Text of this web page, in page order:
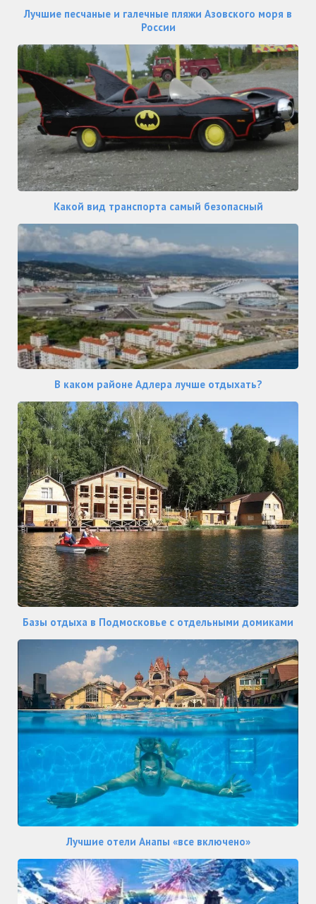
Лучшие песчаные и галечные пляжи Азовского моря в
России
Какой вид транспорта самый безопасный
В каком районе Адлера лучше отдыхать?
Базы отдыха в Подмосковье с отдельными домиками
Лучшие отели Анапы «все включено»